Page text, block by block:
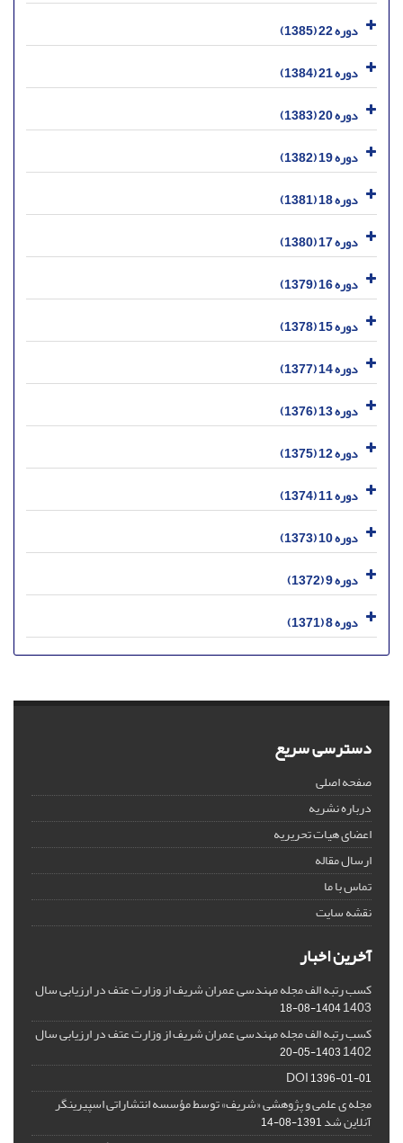
دوره 22 (1385)
دوره 21 (1384)
دوره 20 (1383)
دوره 19 (1382)
دوره 18 (1381)
دوره 17 (1380)
دوره 16 (1379)
دوره 15 (1378)
دوره 14 (1377)
دوره 13 (1376)
دوره 12 (1375)
دوره 11 (1374)
دوره 10 (1373)
دوره 9 (1372)
دوره 8 (1371)
دسترسی سریع
صفحه اصلی
درباره نشریه
اعضای هیات تحریریه
ارسال مقاله
تماس با ما
نقشه سایت
آخرین اخبار
کسب رتبه الف مجله مهندسی عمران شریف از وزارت عتف در ارزیابی سال
1403
1404-08-18
کسب رتبه الف مجله مهندسی عمران شریف از وزارت عتف در ارزیابی سال
1402
1403-05-20
DOI1396-01-01
مجله ی علمی و پژوهشی «شریف» توسط مؤسسه انتشاراتی اسپیرینگر
آنلاین شد1391-08-14